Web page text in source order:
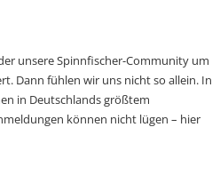
unsere Spinnfischer-Community um
Dann fühlen wir uns nicht so allein. In
in Deutschlands größtem
können nicht lügen – hier